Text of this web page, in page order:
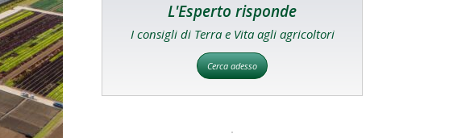
L'Esperto risponde
I consigli di Terra e Vita agli agricoltori
Cerca adesso